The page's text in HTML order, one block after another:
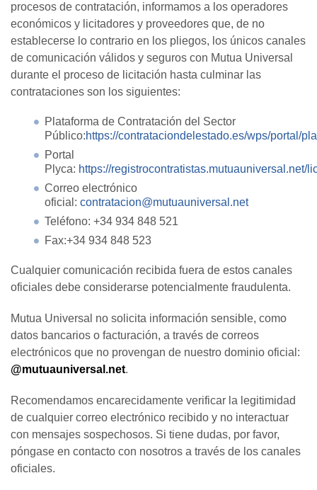
procesos de contratación, informamos a los operadores
económicos y licitadores y proveedores que, de no
establecerse lo contrario en los pliegos, los únicos canales
de comunicación válidos y seguros con Mutua Universal
durante el proceso de licitación hasta culminar las
contrataciones son los siguientes:
Plataforma de Contratación del Sector
Público:https://contrataciondelestado.es/wps/portal/
Portal
Plyca: https://registrocontratistas.mutuauniversal.net/
Correo electrónico
oficial: contratacion@mutuauniversal.net
Teléfono: +34 934 848 521
Fax:+34 934 848 523
Cualquier comunicación recibida fuera de estos canales
oficiales debe considerarse potencialmente fraudulenta.
Mutua Universal no solicita información sensible, como
datos bancarios o facturación, a través de correos
electrónicos que no provengan de nuestro dominio oficial:
@mutuauniversal.net.
Recomendamos encarecidamente verificar la legitimidad
de cualquier correo electrónico recibido y no interactuar
con mensajes sospechosos. Si tiene dudas, por favor,
póngase en contacto con nosotros a través de los canales
oficiales.